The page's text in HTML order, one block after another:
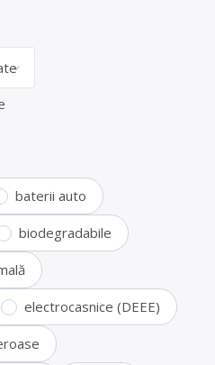
baterii auto
biodegradabile
electrocasnice (DEEE)